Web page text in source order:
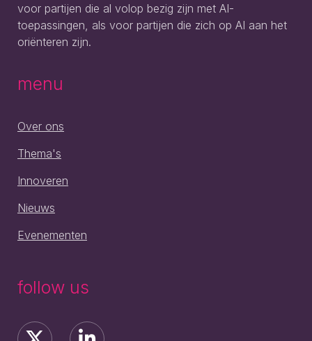
voor partijen die al volop bezig zijn met AI-
toepassingen, als voor partijen die zich op AI aan het
oriënteren zijn.
menu
Over ons
Thema's
Innoveren
Nieuws
Evenementen
follow us